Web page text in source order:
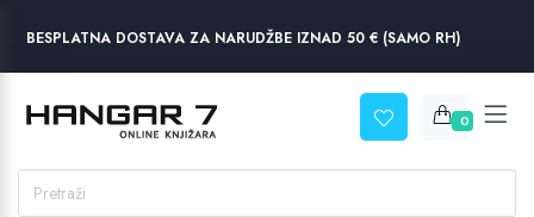
BESPLATNA DOSTAVA ZA NARUDŽBE IZNAD 50 € (SAMO RH)
0